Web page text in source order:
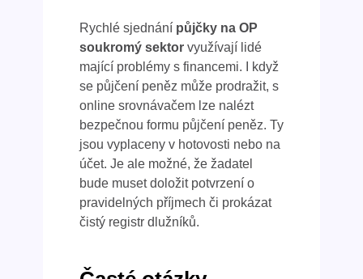
Rychlé sjednání půjčky na OP
soukromý sektorvyužívají lidé
mající problémy s financemi. I když
se půjčení peněz může prodražit, s
online srovnávačem lze nalézt
bezpečnou formu půjčení peněz. Ty
jsou vyplaceny v hotovosti nebo na
účet. Je ale možné, že žadatel
bude muset doložit potvrzení o
pravidelných příjmech či prokázat
čistý registr dlužníků.